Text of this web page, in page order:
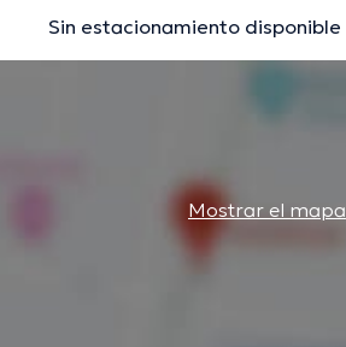
Sin estacionamiento disponible
Mostrar el mapa